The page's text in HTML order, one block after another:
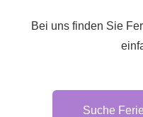
Bei uns finden Sie
Suche